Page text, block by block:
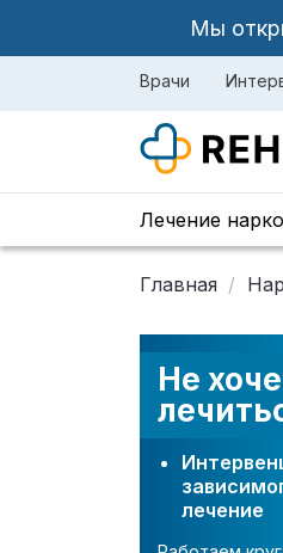
Мы
Врачи
Лечение
Главная
Не
лечение